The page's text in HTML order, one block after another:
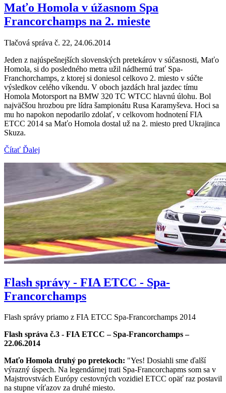
Maťo Homola v úžasnom Spa
Francorchamps na 2. mieste
Tlačová správa č. 22, 24.06.2014
Jeden z najúspešnejších slovenských pretekárov v súčasnosti, Maťo
Homola, si do posledného metra užil nádhernú trať Spa-
Franchorchamps, z ktorej si doniesol celkovo 2. miesto v súčte
výsledkov celého víkendu. V oboch jazdách hral jazdec tímu
Homola Motorsport na BMW 320 TC WTCC hlavnú úlohu. Bol
najväčšou hrozbou pre lídra šampionátu Rusa Karamyševa. Hoci sa
mu ho napokon nepodarilo zdolať, v celkovom hodnotení FIA
ETCC 2014 sa Maťo Homola dostal už na 2. miesto pred Ukrajinca
Skuza.
Čítať Ďalej
Flash správy - FIA ETCC - Spa-
Francorchamps
Flash správy priamo z FIA ETCC Spa-Francorchamps 2014
Flash správa č.3 - FIA ETCC – Spa-Francorchamps –
22.06.2014
Maťo Homola druhý po pretekoch: "Yes! Dosiahli sme ďalší
výrazný úspech. Na legendárnej trati Spa-Francorchapms som sa v
Majstrovstvách Európy cestovných vozidiel ETCC opäť raz postavil
na stupne víťazov za druhé miesto.